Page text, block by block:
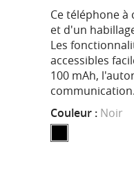
Ce téléphone
et d'un
Les
accessibles
100 mAh,
communication.
Couleur : Noir